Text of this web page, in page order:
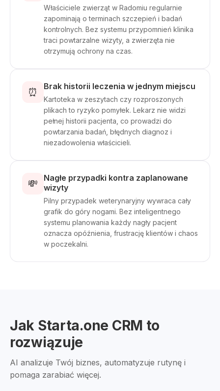
Właściciele zwierząt w Radomiu regularnie
zapominają o terminach szczepień i badań
kontrolnych. Bez systemu przypomnień klinika
traci powtarzalne wizyty, a zwierzęta nie
otrzymują ochrony na czas.
⏰ Brak historii leczenia w jednym miejscu
Kartoteka w zeszytach czy rozproszonych
plikach to ryzyko pomyłek. Lekarz nie widzi
pełnej historii pacjenta, co prowadzi do
powtarzania badań, błędnych diagnoz i
niezadowolenia właścicieli.
💸
Nagłe przypadki kontra zaplanowane
wizyty
Pilny przypadek weterynaryjny wywraca cały
grafik do góry nogami. Bez inteligentnego
systemu planowania każdy nagły pacjent
oznacza opóźnienia, frustrację klientów i chaos
w poczekalni.
Jak Starta.one CRM to
rozwiązuje
AI analizuje Twój biznes, automatyzuje rutynę i
pomaga zarabiać więcej.